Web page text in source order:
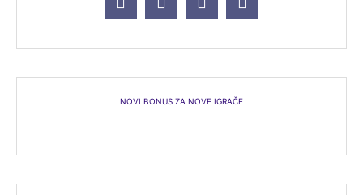
NOVI BONUS ZA NOVE IGRAČE